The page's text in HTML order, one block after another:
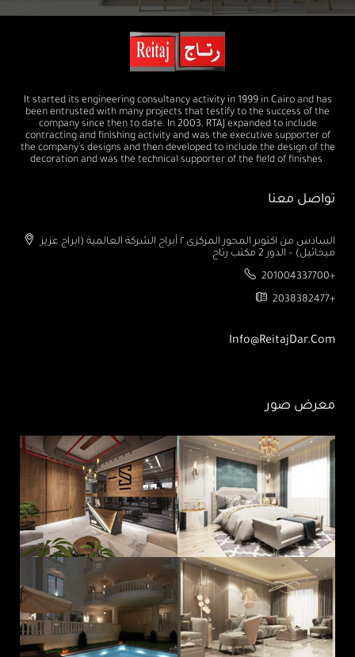
It started its engineering consultancy activity in 1999 in Cairo and has
been entrusted with many projects that testify to the success of the
company since then to date. In 2003, RTAJ expanded to include
contracting and finishing activity and was the executive supporter of
the company's designs and then developed to include the design of the
decoration and was the technical supporter of the field of finishes
تواصل معنا
ميخائيل) – الدور 2 مكتب رتاج
201004337700+
2038382477+
Info@ReitajDar.com
معرض صور